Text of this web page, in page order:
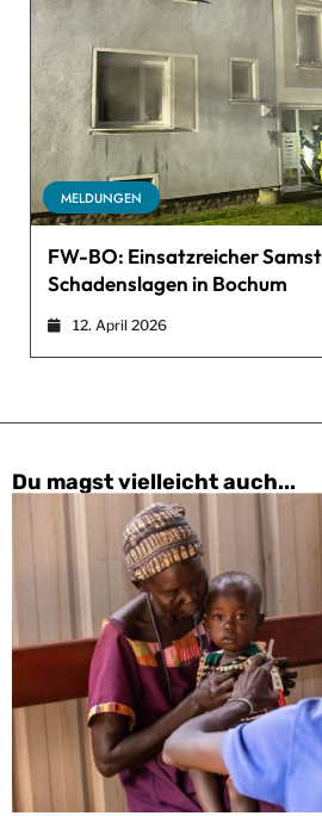
MELDUNGEN
FW-BO: Einsatzreicher
Schadenslagen in Bochum
12. April 2026
Du magst vielleicht auch...